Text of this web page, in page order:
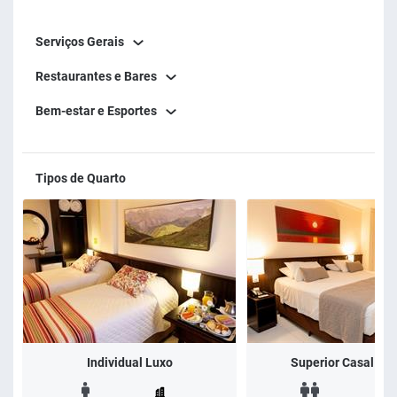
delícias para começar o dia bem.
hóspedes a sensação de conforto e segurança, em pontos
gel 70% e higienização permanente de balcões, mesas,
maçanetas, saídas de elevador e banheiros. Também na
recepção temos um balcão de atendimento da Loumar
Turismo com um especialista em Foz do Iguaçu para dar
informações sobre os passeios.
Nas áreas externas, as jacuzzis com água quente e a
piscina com água natural completam o clima de
relaxamento do Bogari. Com serviço de bar, os hóspedes
Serviços Gerais
Restaurantes e Bares
Bem-estar e Esportes
Tipos de Quarto
Individual Luxo Superior Casal c/